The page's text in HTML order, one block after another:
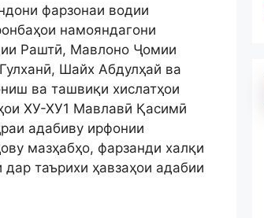
фарзонаи водии
намояндагони
Раштӣ, Мавлоно Ҷомии
Шайх Абдулҳай ва
ва ташвиқи хислатҳои
ХУ-ХУ1 Мавлавӣ Қасимӣ
адабиву ирфонии
мазҳабҳо, фарзанди халқи
таърихи ҳавзаҳои адабии